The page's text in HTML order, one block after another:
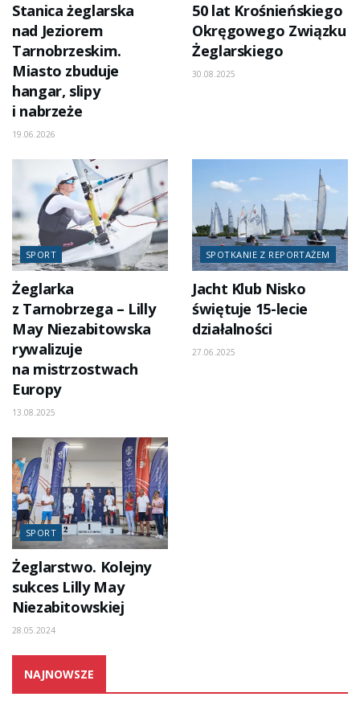
Stanica żeglarska
nad Jeziorem
Tarnobrzeskim.
Miasto zbuduje
hangar, slipy
i nabrzeże
19.06.2026
50 lat Krośnieńskiego
Okręgowego Związku
Żeglarskiego
30.08.2025
SPORT
Żeglarka
z Tarnobrzega – Lilly
May Niezabitowska
rywalizuje
na mistrzostwach
Europy
13.08.2025
SPOTKANIE Z REPORTAŻEM
Jacht Klub Nisko
świętuje 15-lecie
działalności
27.06.2025
SPORT
Żeglarstwo. Kolejny
sukces Lilly May
Niezabitowskiej
28.05.2024
NAJNOWSZE